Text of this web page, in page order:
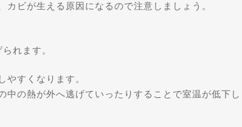
ビが生える原因になるので注意しましょう。
れます。
やすくなります。
中の熱が外へ逃げていったりすることで室温が低下し